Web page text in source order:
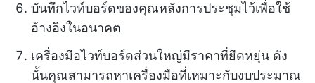
บันทึกไวท์บอร์ดของคุณหลังการประชุมไว้เพื่อใช้
อ้างอิงในอนาคต
เครื่องมือไวท์บอร์ดส่วนใหญ่มีราคาที่ยืดหยุ่น ดัง
นั้นคุณสามารถหาเครื่องมือที่เหมาะกับงบประมาณ